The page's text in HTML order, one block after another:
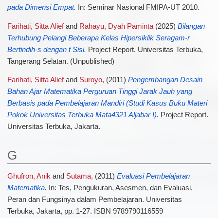
pada Dimensi Empat. In: Seminar Nasional FMIPA-UT 2010.
Farihati, Sitta Aliefand Rahayu, Dyah Paminta(2025) Bilangan
Terhubung Pelangi Beberapa Kelas Hipersiklik Seragam-r
Bertindih-s dengan t Sisi. Project Report. Universitas Terbuka,
Tangerang Selatan. (Unpublished)
Farihati, Sitta Aliefand Suroyo, (2011) Pengembangan Desain
Bahan Ajar Matematika Perguruan Tinggi Jarak Jauh yang
Berbasis pada Pembelajaran Mandiri (Studi Kasus Buku Materi
Pokok Universitas Terbuka Mata4321 Aljabar I). Project Report.
Universitas Terbuka, Jakarta.
G
Ghufron, Anik and Sutama, (2011) Evaluasi Pembelajaran
Matematika. In: Tes, Pengukuran, Asesmen, dan Evaluasi,
Peran dan Fungsinya dalam Pembelajaran. Universitas
Terbuka, Jakarta, pp. 1-27. ISBN 9789790116559